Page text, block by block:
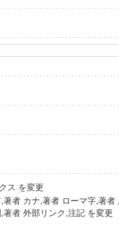
ス を変更
著者 カナ,著者 ローマ字,著
著者 外部リンク,注記 を変更